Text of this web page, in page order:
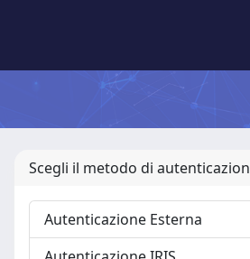
Scegli il metodo di
Autenticazione Esterna